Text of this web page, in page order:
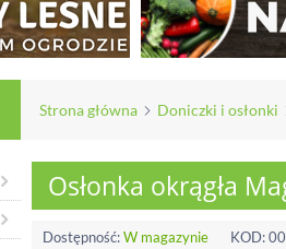
Strona główna Doniczki i osłonki
Osłonka okrągła
Dostępność:W magazynie KOD: